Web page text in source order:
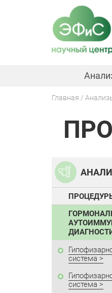
здесь
Главная
Back
система
система